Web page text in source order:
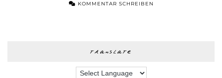
KOMMENTAR SCHREIBEN
translate